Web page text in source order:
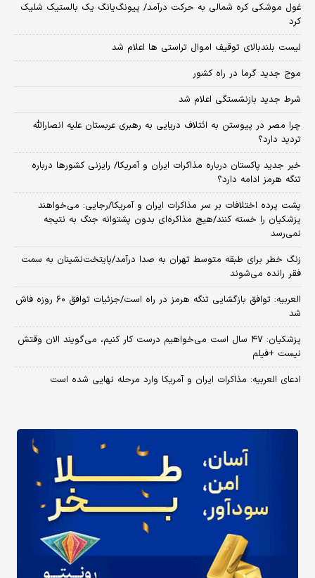
غول موشکی کره شمالی به حرکت درآمد/ پیونگ‌یانگ یک بالستیک شلیک
کرد
لیست بلندبالای توقیف اموال تراستی ها اعلام شد
موج جدید گرما در راه کشور
شرط جدید بازنشستگی اعلام شد
چرا مصر در پیوستن به ائتلاف دریایی به رهبری عربستان علیه انصارالله
تردید دارد؟
خبر جدید پاکستان درباره مذاکرات ایران و آمریکا/ رایزنی کشورها درباره
تنگه هرمز ادامه دارد؟
پشت پرده اختلافات بر سر مذاکرات ایران و آمریکا/رجایی: می‌خواهند
پزشکیان را خسته کنند/هیچ مذاکره‌ای بدون پشتوانه جنگ به نتیجه
نمی‌رسد
زنگ خطر برای طبقه متوسط تهران به صدا درآمد/پایتخت‌نشینان به سمت
فقر رانده می‌شوند
العربیه: توافق بازگشایی تنگه هرمز در راه است/جزئیات توافق ۶۰ روزه فاش
شد
پزشکیان: ۴۷ سال است می‌خواهیم درست کار کنیم، می‌گویند الان وقتش
نیست +فیلم
ادعای العربیه: مذاکرات ایران و آمریکا وارد مرحله نهایی شده است